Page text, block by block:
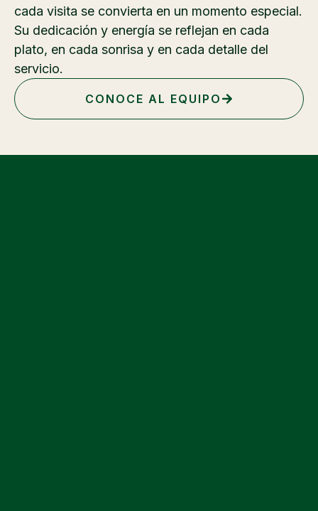
cada visita se convierta en un momento especial.
Su dedicación y energía se reflejan en cada
plato, en cada sonrisa y en cada detalle del
servicio.
CONOCE AL EQUIPO